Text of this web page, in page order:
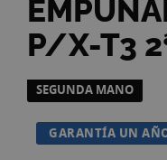
P/X-T3
Saltar
al
final
de
SEGUNDA MANO
GARANTÍA UN